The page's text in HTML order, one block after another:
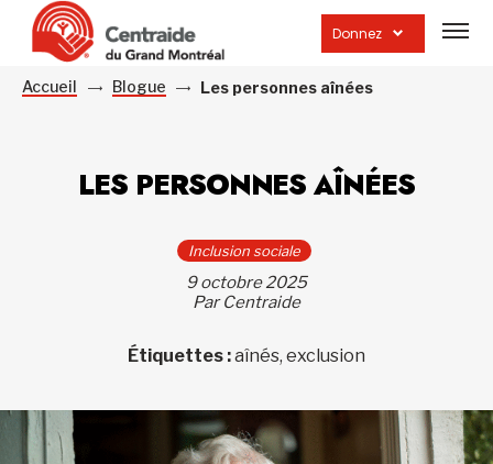
Donnez
la
Accueil Blogue Les personnes aînées
LES PERSONNES AÎNÉES
Inclusion sociale
9 octobre 2025
Par Centraide
Étiquettes :aînés, exclusion